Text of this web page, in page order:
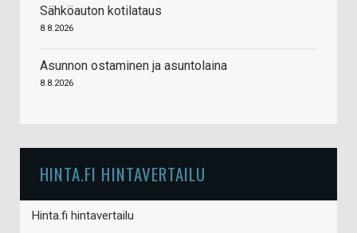
Sähköauton kotilataus
8.8.2026
Asunnon ostaminen ja asuntolaina
8.8.2026
HINTA.FI HINTAVERTAILU
Hinta.fi hintavertailu